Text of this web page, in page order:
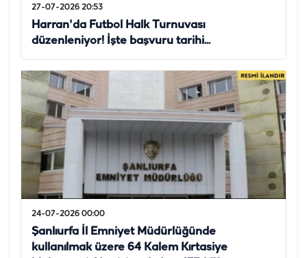
27-07-2026 20:53
Harran'da Futbol Halk Turnuvası
düzenleniyor! İşte başvuru tarihi...
24-07-2026 00:00
Şanlıurfa İl Emniyet Müdürlüğünde
kullanılmak üzere 64 Kalem Kırtasiye